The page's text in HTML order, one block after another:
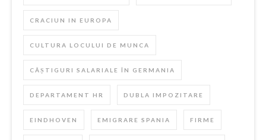
CRACIUN IN EUROPA
CULTURA LOCULUI DE MUNCA
CÂȘTIGURI SALARIALE ÎN GERMANIA
DEPARTAMENT HR DUBLA IMPOZITARE
EINDHOVEN EMIGRARE SPANIA FIRME